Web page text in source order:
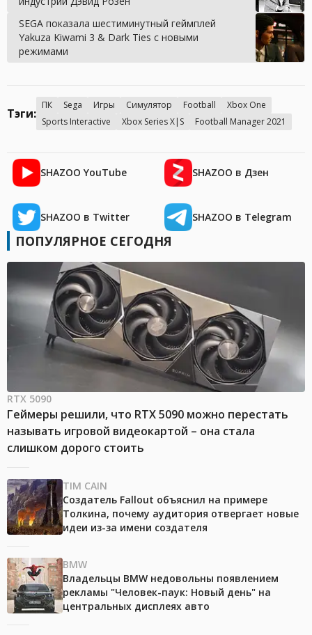
SEGA показала шестиминутный геймплей
Yakuza Kiwami 3 & Dark Ties с новыми
режимами
Тэги:
ПК Sega Игры Симулятор Football
Xbox One
Sports Interactive
Xbox Series X|S Football Manager 2021
SHAZOO YouTube SHAZOO в Дзен
SHAZOO в Twitter SHAZOO в Telegram
ПОПУЛЯРНОЕ СЕГОДНЯ
RTX 5090
Геймеры решили, что RTX 5090 можно перестать
называть игровой видеокартой – она стала
слишком дорого стоить
TIM CAIN
Создатель Fallout объяснил на примере
Толкина, почему аудитория отвергает новые
идеи из-за имени создателя
BMW
Владельцы BMW недовольны появлением
рекламы "Человек-паук: Новый день" на
центральных дисплеях авто